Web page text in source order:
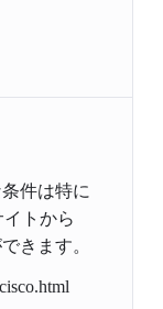
件は特に
イトから
きます。